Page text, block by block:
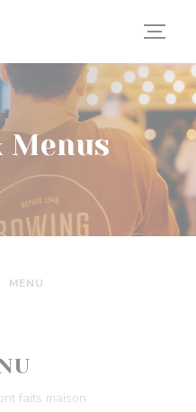
de cookies
Menus
MENU
faits maison